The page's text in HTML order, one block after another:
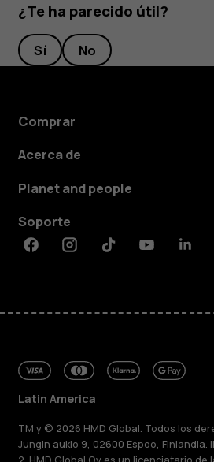
¿Te ha parecido útil?
Sí No
Comprar
Acerca de
Planet and people
Soporte
FacebookInstagramTiktokYoutube
Latin America
TM y © 2026 HMD Global. Todos los
Jungin aukio 9, 02600 Espoo, Finlandia.